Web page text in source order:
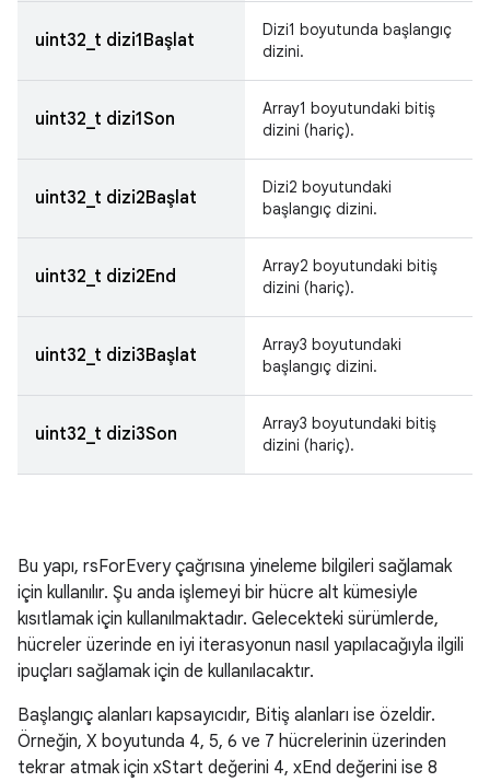
uint32_t dizi1Başlat
Dizi1 boyutunda başlangıç
dizini.
uint32_t dizi1Son
Array1 boyutundaki bitiş
dizini (hariç).
uint32_t dizi2Başlat
Dizi2 boyutundaki
başlangıç dizini.
uint32_t dizi2End
Array2 boyutundaki bitiş
dizini (hariç).
uint32_t dizi3Başlat
Array3 boyutundaki
başlangıç dizini.
uint32_t dizi3Son
Array3 boyutundaki bitiş
dizini (hariç).
Bu yapı, rsForEvery çağrısına yineleme bilgileri sağlamak
için kullanılır. Şu anda işlemeyi bir hücre alt kümesiyle
kısıtlamak için kullanılmaktadır. Gelecekteki sürümlerde,
hücreler üzerinde en iyi iterasyonun nasıl yapılacağıyla ilgili
ipuçları sağlamak için de kullanılacaktır.
Başlangıç alanları kapsayıcıdır, Bitiş alanları ise özeldir.
Örneğin, X boyutunda 4, 5, 6 ve 7 hücrelerinin üzerinden
tekrar atmak için xStart değerini 4, xEnd değerini ise 8